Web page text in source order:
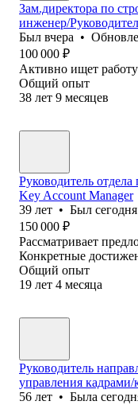
Зам.директора по
инженер/
Был вчера •
100 000 ₽
Активно ищет работу
Общий опыт
38 лет 9 месяцев
Руководитель
Key Account Manager
39 лет • Был сегодня
150 000 ₽
Рассматривает
Конкретные
Общий опыт
19 лет 4 месяца
Руководитель
управления
56 лет • Была